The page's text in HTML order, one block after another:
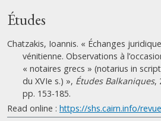
Études
Chatzakis, Ioannis. « Échanges
vénitienne. Observations à
« notaires grecs » (notarius in
du XVIe s.) », Études Balkaniques,
pp. 153-185.
Read online : https://shs.cairn.info/